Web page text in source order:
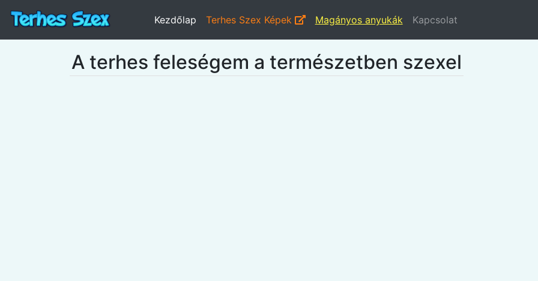
Kezdőlap Terhes Szex Képek Magányos anyukák Kapcsolat
A terhes feleségem a természetben szexel